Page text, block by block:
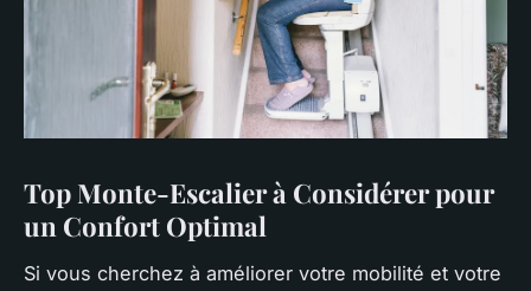
Top Monte-Escalier à Considérer pour
un Confort Optimal
Si vous cherchez à améliorer votre mobilité et votre